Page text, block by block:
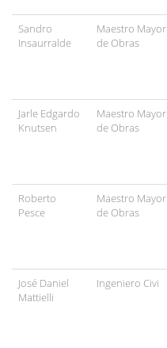
Sandro
Insaurralde
Maestro Mayor
de Obras
Jarle Edgardo
Knutsen
Maestro Mayor
de Obras
Roberto
Pesce
Maestro Mayor
de Obras
José Daniel
Mattielli
Ingeniero Civi